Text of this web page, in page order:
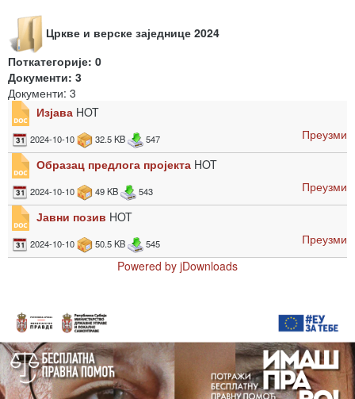
Цркве и верске заједнице 2024
Поткатегорије: 0
Документи: 3
Документи: 3
Изјава HOT
2024-10-10 32.5 KB 547
Преузми
Образац предлога пројекта HOT
2024-10-10 49 KB 543
Преузми
Јавни позив HOT
2024-10-10 50.5 KB 545
Преузми
Powered by jDownloads